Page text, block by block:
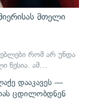
მთელი
რომ არ უნდა
წესია. ამ…
დააკავეს —
ცდილობდნენ